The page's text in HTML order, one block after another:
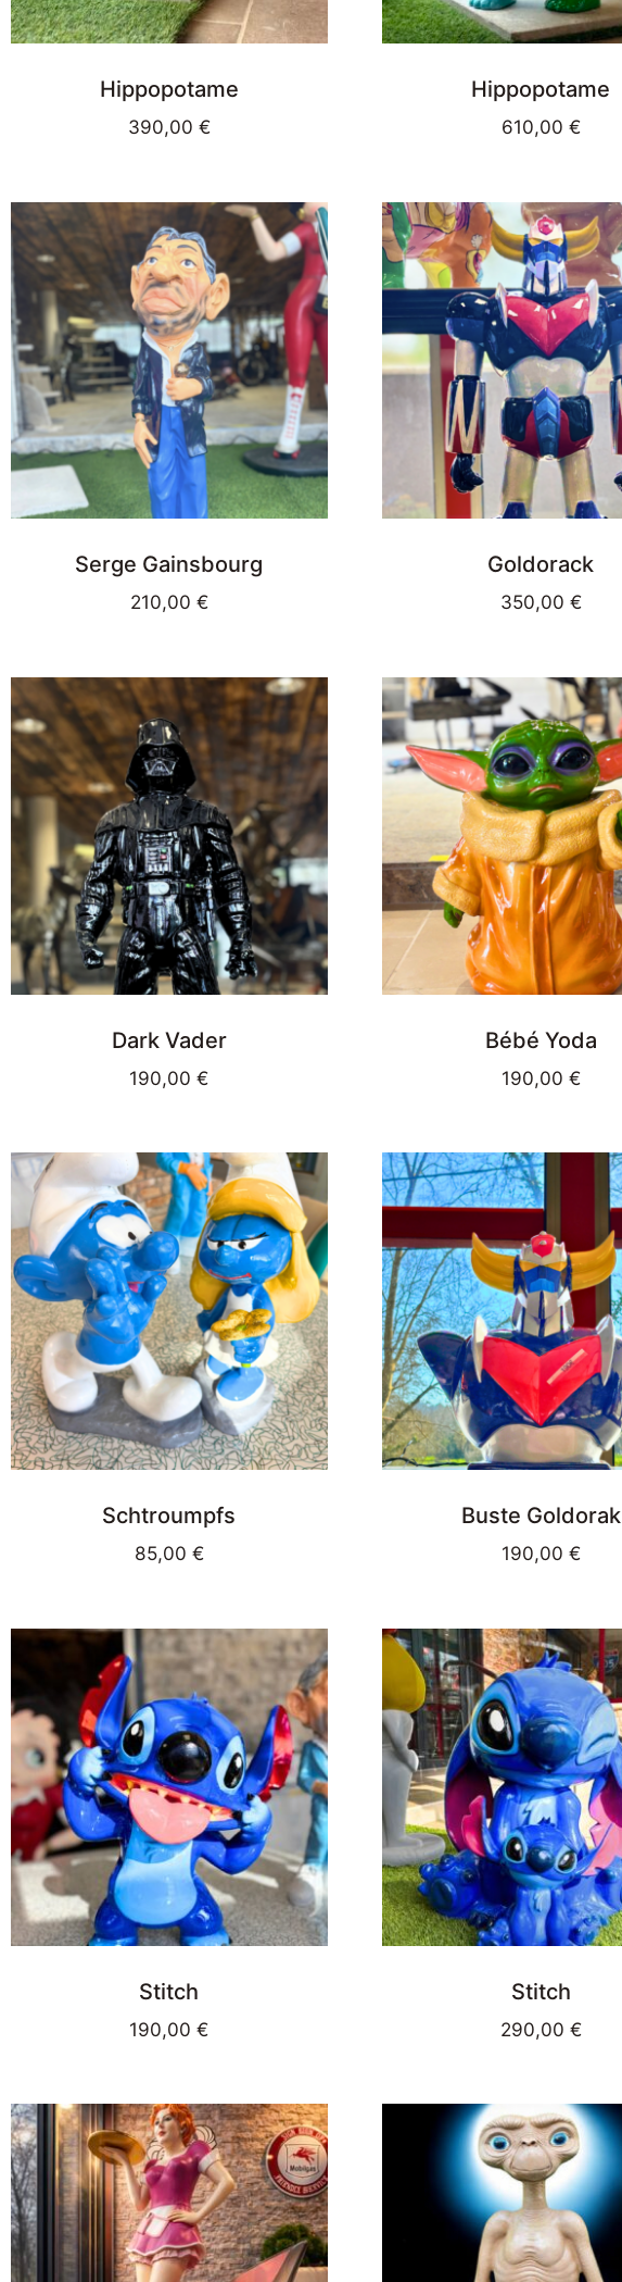
Hippopotame
390,00 €
Hippopotame
610,00 €
Serge Gainsbourg
210,00 €
Goldorack
350,00 €
Dark Vader
190,00€
Bébé Yoda
190,00 €
Schtroumpfs
85,00 €
Buste Goldorak
190,00 €
Stitch
190,00€
Stitch
290,00 €